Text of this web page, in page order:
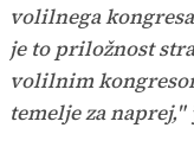
volilnega
je to priložnost
volilnim
temelje za naprej,"